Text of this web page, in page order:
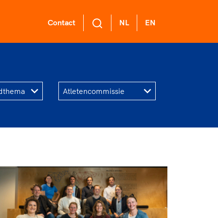
tijdens een rondje
Rico Verhoeven, Diede
en het Nederlands
Of met trots te genieten
de karatewedstrijd van je
de halve marathon van
sportomgeving
langs de lijn, in de
dus een belangrijk
van het clubbeleid
en ongewenst
biedt een
Contact NL EN